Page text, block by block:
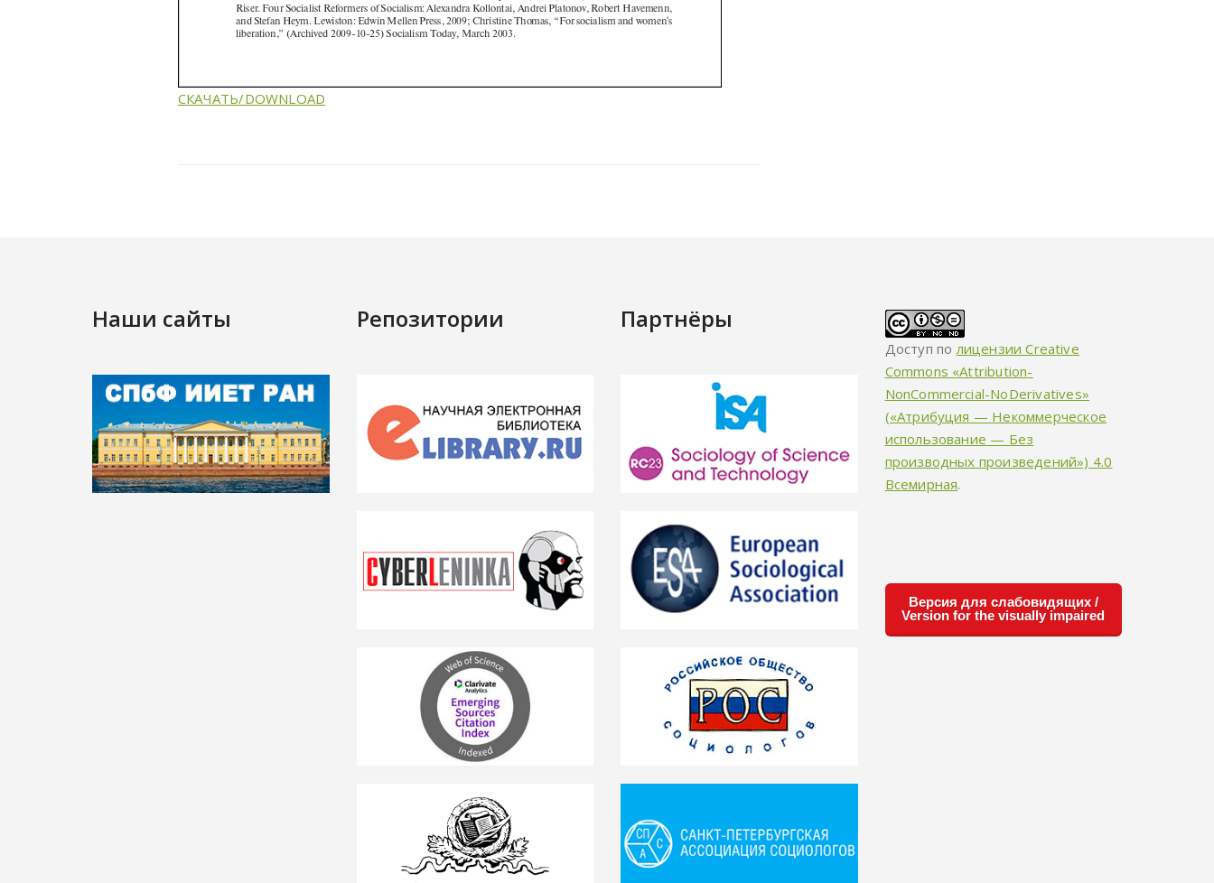
СКАЧАТЬ/DOWNLOAD
Наши сайты Репозитории Партнёры
Доступ по лицензии Creative
Commons «Attribution-
NonCommercial-NoDerivatives»
(«Атрибуция — Некоммерческое
использование — Без
производных произведений») 4.0
Всемирная.
Версия для слабовидящих /
Version for the visually impaired